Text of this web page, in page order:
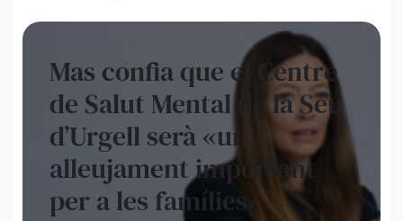
Mas confia que el Centre
de Salut Mental de la Seu
d’Urgell serà «un
alleujament important
per a les famílies»